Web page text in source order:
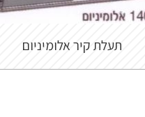
תעלת קיר אלומיניום